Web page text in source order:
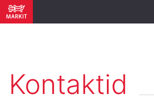
Kontaktid